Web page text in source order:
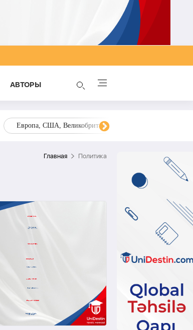
AВТОРЫ
Европа, США, Великобритания, Украина, Запад,
Главная Политика